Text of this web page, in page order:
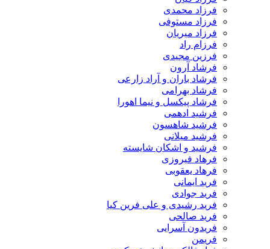
فرزاد محمدی
فرزاد مستوفی
فرزاد میریان
فرزام راد
فرزین مجیدی
فرشاد آرون
فرشاد باران و آراد زارعی
فرشاد بهرامی
فرشاد پیکسل و نیما اهورا
فرشید ادهمی
فرشید شاهسون
فرشید میلانی
فرشید و اشکان شایسته
فرهاد فیروزی
فرهاد یعقوبی
فرید ایمانی
فرید جوادی
فرید رشیدی و علی فرین کیا
فرید صالحی
فریدون آسرایی
فریمن